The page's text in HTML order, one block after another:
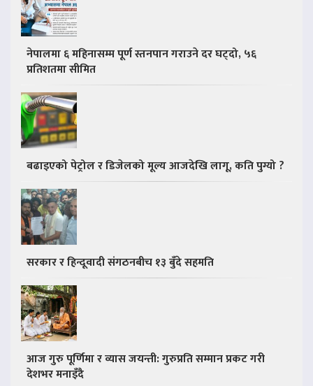
नेपालमा ६ महिनासम्म पूर्ण स्तनपान गराउने दर घट्दो, ५६
प्रतिशतमा सीमित
बढाइएको पेट्रोल र डिजेलको मूल्य आजदेखि लागू, कति पुग्यो ?
सरकार र हिन्दूवादी संगठनबीच १३ बुँदे सहमति
आज गुरु पूर्णिमा र व्यास जयन्ती: गुरुप्रति सम्मान प्रकट गरी
देशभर मनाइँदै